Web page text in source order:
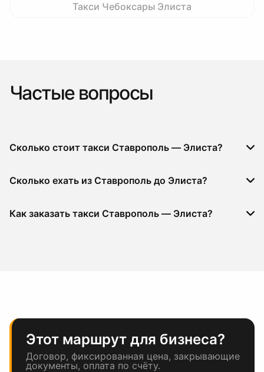
Такси Чебоксары Элиста
Частые вопросы
Сколько стоит такси Ставрополь — Элиста?
Сколько ехать из Ставрополь до Элиста?
Как заказать такси Ставрополь — Элиста?
Этот маршрут для бизнеса?
Договор, фиксированная цена, закрывающие
документы, оплата по счёту.